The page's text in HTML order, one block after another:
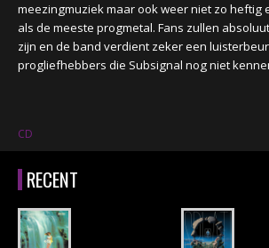
meezingmuziek maar ook weer niet zo heftig
als de meeste progmetal. Fans zullen
zijn en de band verdient zeker een
progliefhebbers die Subsignal nog niet
CD
RECENT